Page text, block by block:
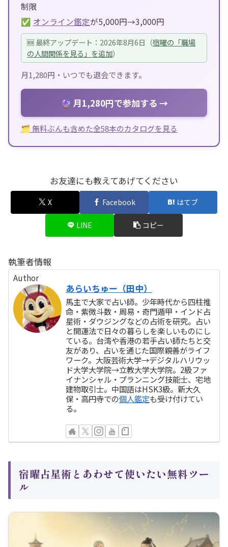
制限
✅ オンライン鑑定が5,000円→3,000円
🆕 最終アップデート：2026年8月6日（宿曜の「職場
の人間関係を見る」を追加）
月1,280円・いつでも退会できます。
🔮 月1,280円で参加する →
🗂 無料ぶんも含めた全58本のカタログを見る
お友達にも教えてあげてください
X Facebook はてブ
LINE コピー
執筆者情報
Author
あらいちゅー（田中）
馬主で大家で占い師。少年時代から四柱推
命・紫微斗数・周易・奇門遁甲・インド占
星術・ダウジングなどの占術を研究。占い
と開運法で日々の暮らしを楽しいものにし
ている。台湾や香港の若手占い師たちと交
友があり、占いを通じた国際親善がライフ
ワーク。大阪芸術大学→デジタルハリウッ
ド大学大学院→立教大学大学院。2級ファ
イナンシャル・プランニング技能士、宅地
建物取引士。中国語はHSK3級。新大久
保・高円寺での個人鑑定も受け付けてい
る。
宿曜占星術とあわせて使いたい無料ツー
ル